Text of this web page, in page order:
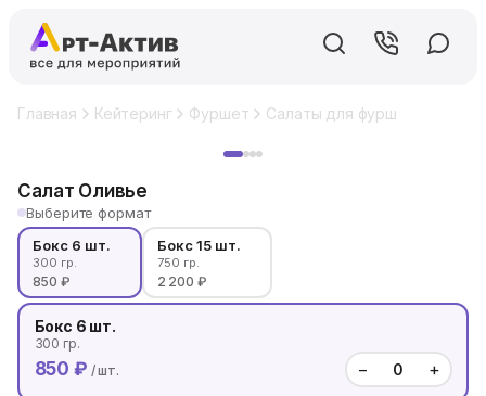
Главная Кейтеринг Фуршет Салаты для фуршета
Салат Оливье
Выберите формат
Бокс 6 шт.
300 гр.
850 ₽
Бокс 15 шт.
750 гр.
2 200 ₽
Бокс 6 шт.
300 гр.
850 ₽ / шт. − +